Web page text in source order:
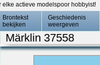
elke actieve modelspoor hobbyist!
Brontekst
bekijken
Geschiedenis
weergeven
Märklin 37558